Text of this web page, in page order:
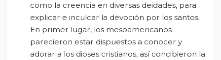
como la creencia en diversas deidades, para
explicar e inculcar la devoción por los santos.
En primer lugar, los mesoamericanos
parecieron estar dispuestos a conocer y
adorar a los dioses cristianos, así concibieron la